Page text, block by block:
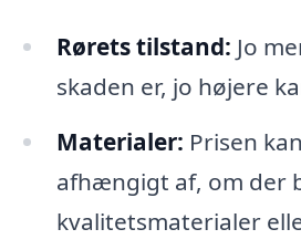
Rørets tilstand: Jo
skaden er, jo højere
Materialer: Prisen
afhængigt af, om der
kvalitetsmaterialer